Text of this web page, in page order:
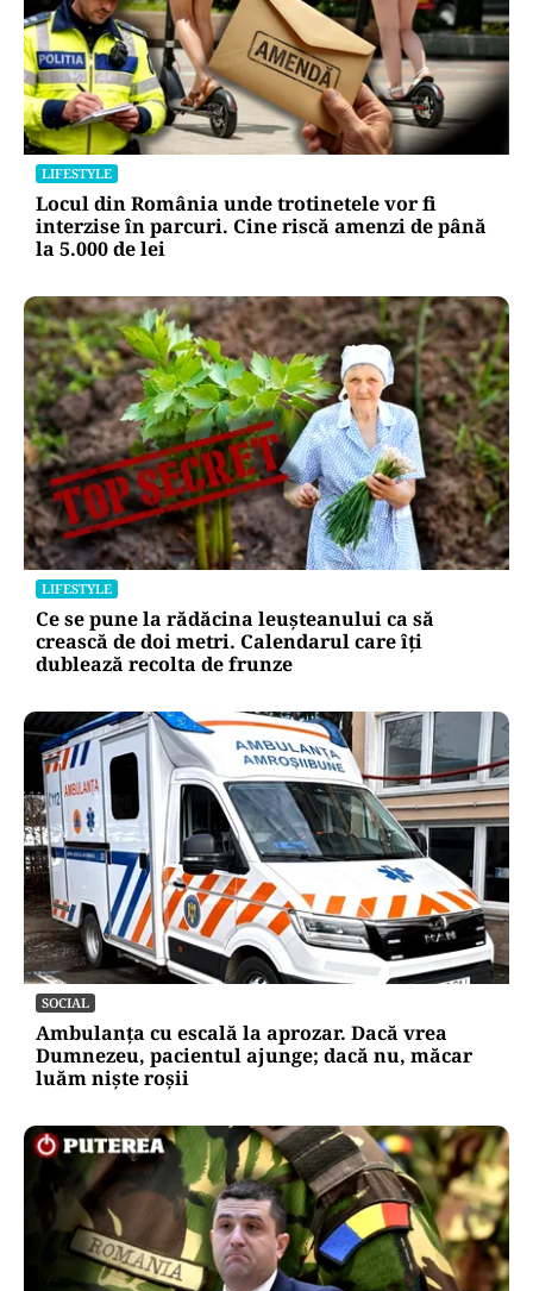
LIFESTYLE
Locul din România unde trotinetele vor fi
interzise în parcuri. Cine riscă amenzi de până
la 5.000 de lei
LIFESTYLE
Ce se pune la rădăcina leușteanului ca să
crească de doi metri. Calendarul care îți
dublează recolta de frunze
SOCIAL
Ambulanța cu escală la aprozar. Dacă vrea
Dumnezeu, pacientul ajunge; dacă nu, măcar
luăm niște roșii